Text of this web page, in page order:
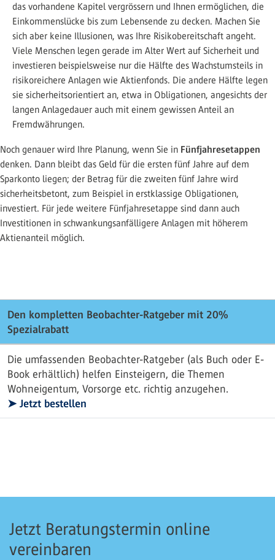
das vorhandene Kapitel vergrössern und Ihnen ermöglichen, die
Einkommenslücke bis zum Lebensende zu decken. Machen Sie
sich aber keine Illusionen, was Ihre Risikobereitschaft angeht.
Viele Menschen legen gerade im Alter Wert auf Sicherheit und
investieren beispielsweise nur die Hälfte des Wachstumsteils in
risikoreichere Anlagen wie Aktienfonds. Die andere Hälfte legen
sie sicherheitsorientiert an, etwa in Obligationen, angesichts der
langen Anlagedauer auch mit einem gewissen Anteil an
Fremdwährungen.
Noch genauer wird Ihre Planung, wenn Sie in Fünfjahresetappen
denken. Dann bleibt das Geld für die ersten fünf Jahre auf dem
Sparkonto liegen; der Betrag für die zweiten fünf Jahre wird
sicherheitsbetont, zum Beispiel in erstklassige Obligationen,
investiert. Für jede weitere Fünfjahresetappe sind dann auch
Investitionen in schwankungsanfälligere Anlagen mit höherem
Aktienanteil möglich.
Den kompletten Beobachter-Ratgeber mit 20%
Spezialrabatt
Die umfassenden Beobachter-Ratgeber (als Buch oder E-
Book erhältlich) helfen Einsteigern, die Themen
Wohneigentum, Vorsorge etc. richtig anzugehen.
➤ Jetzt bestellen
Jetzt Beratungstermin online
vereinbaren